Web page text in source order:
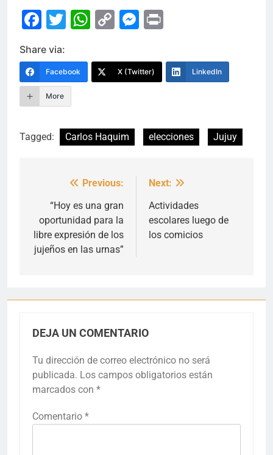
Facebook
Twitter
WhatsApp
CopyMessenger
Share via:
Facebook X (Twitter) LinkedIn
More
Tagged: Carlos Haquim elecciones Jujuy
Navegación
entradas
Previous:
“Hoy es una gran
oportunidad para la
libre expresión de los
jujeños en las urnas”
Next:
Actividades
escolares luego de
los comicios
DEJA UN COMENTARIO
Tu dirección de correo electrónico no será
publicada. Los campos obligatorios están
marcados con *
Comentario *